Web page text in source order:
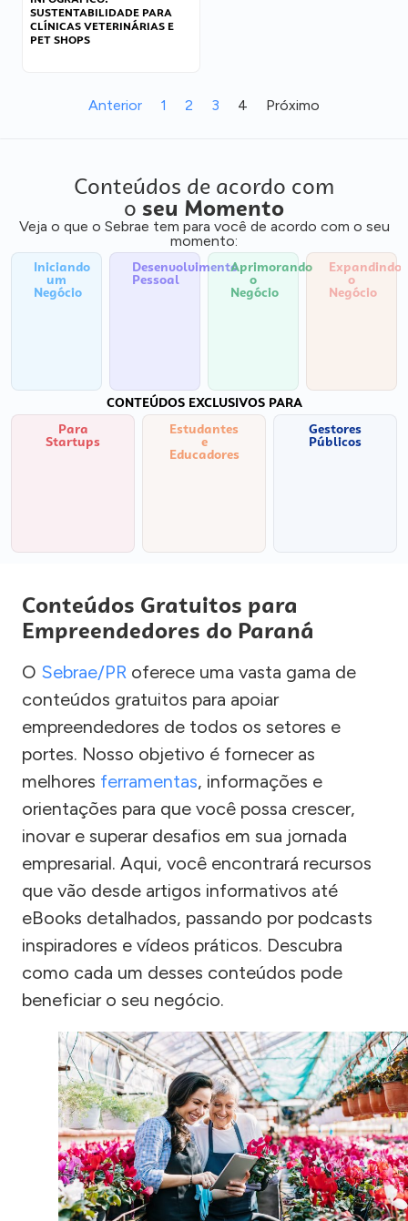
SUSTENTABILIDADE PARA
CLÍNICAS VETERINÁRIAS E
PET SHOPS
Anterior 1 2 3 4 Próximo
Conteúdos de acordo com
o seu Momento
Veja o que o Sebrae tem para você de acordo com o seu
momento:
Iniciando
um
Negócio
Desenvolvimento
Pessoal
Aprimorando
o
Negócio
Expandindo
o
Negócio
CONTEÚDOS EXCLUSIVOS PARA
Para
Startups
Estudantes
e
Educadores
Gestores
Públicos
Conteúdos Gratuitos para
Empreendedores do Paraná
O Sebrae/PR oferece uma vasta gama de
conteúdos gratuitos para apoiar
empreendedores de todos os setores e
portes. Nosso objetivo é fornecer as
melhores ferramentas, informações e
orientações para que você possa crescer,
inovar e superar desafios em sua jornada
empresarial. Aqui, você encontrará recursos
que vão desde artigos informativos até
eBooks detalhados, passando por podcasts
inspiradores e vídeos práticos. Descubra
como cada um desses conteúdos pode
beneficiar o seu negócio.